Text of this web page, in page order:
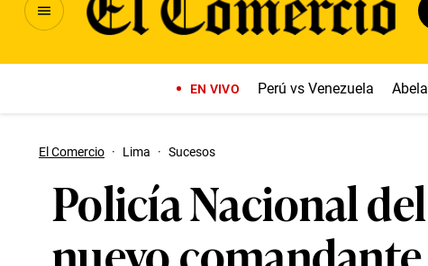
EN VIVO Perú vs Venezuela
El Comercio · Lima · Sucesos
Policía Nacional